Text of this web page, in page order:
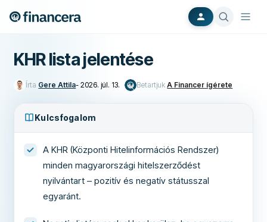
KHR lista jelentése
Írta Gere Attila-2026. júl. 13. Betartjuk A Financer ígérete
Kulcsfogalom
A KHR (Központi Hitelinformációs Rendszer)
minden magyarországi hitelszerződést
nyilvántart – pozitív és negatív státusszal
egyaránt.